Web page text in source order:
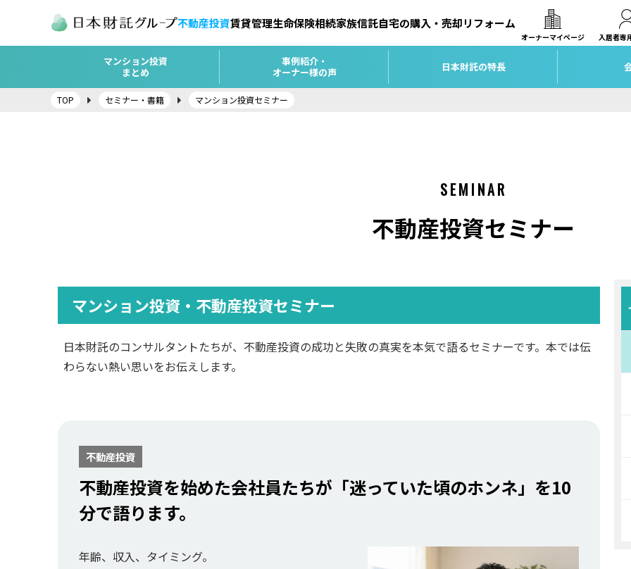
不動産投資賃貸管理生命保険相続家族信託自宅の購入・売却リフォーム
オーナーマイページ 入居者専
マンション投資
まとめ
事例紹介・
オーナー様の声
日本財託の特長
TOP セミナー・書籍 マンション投資セミナー
SEMINAR
不動産投資セミナー
マンション投資・不動産投資セミナー
日本財託のコンサルタントたちが、不動産投資の成功と失敗の真実を本気で語るセミナーです。本では伝
わらない熱い思いをお伝えします。
不動産投資
不動産投資を始めた会社員たちが「迷っていた頃のホンネ」を10
分で語ります。
年齢、収入、タイミング。